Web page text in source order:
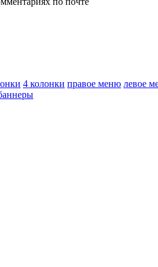
4 колонки правое меню левое